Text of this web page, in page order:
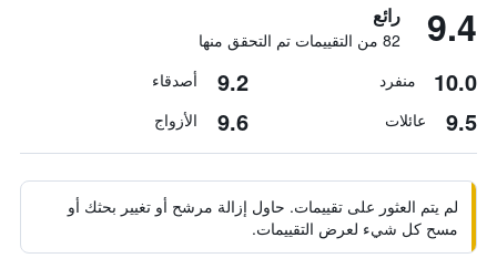
9.4 رائع
82 من التقييمات تم التحقق منها
10.0 منفرد 9.2 أصدقاء
9.5 عائلات 9.6 الأزواج
لم يتم العثور على تقييمات. حاول إزالة مرشح أو تغيير بحثك أو
مسح كل شيء لعرض التقييمات.